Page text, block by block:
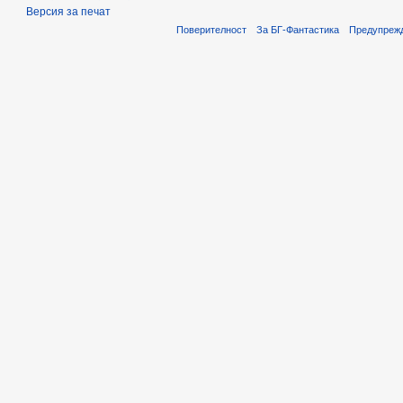
Версия за печат
Поверителност За БГ-Фантастика